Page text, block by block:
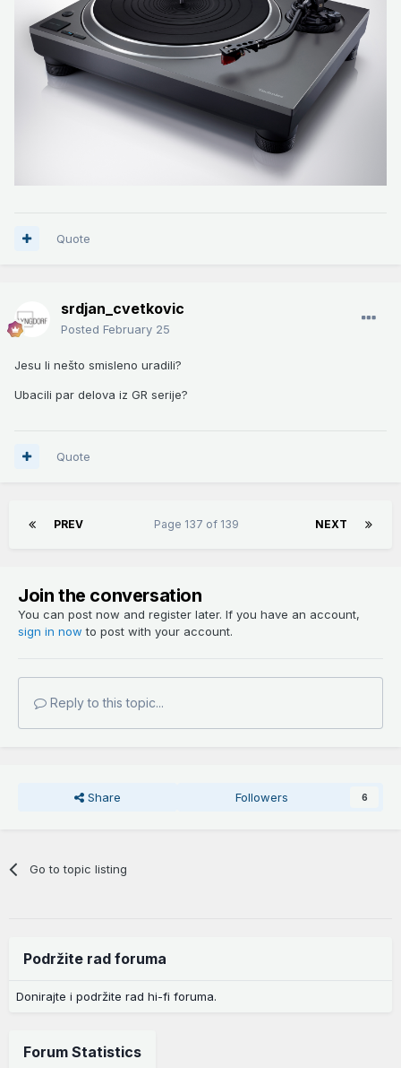
Quote
srdjan_cvetkovic
Posted February 25
Jesu li nešto smisleno uradili?
Ubacili par delova iz GR serije?
Quote
PREV NEXT
Page 137 of 139
Join the conversation
You can post now and register later. If you have an account,
sign in now to post with your account.
Reply to this topic...
Share Followers 6
Go to topic listing
Podržite rad foruma
Donirajte i podržite rad hi-fi foruma.
Forum Statistics